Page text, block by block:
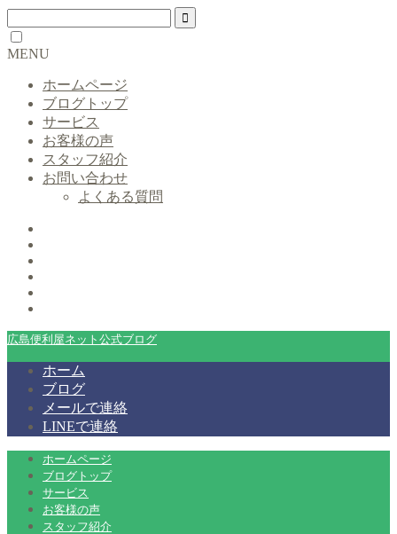
MENU
ホームページ
ブログトップ
サービス
お客様の声
スタッフ紹介
お問い合わせ
よくある質問
広島便利屋ネット公式ブログ
ホーム
ブログ
メールで連絡
LINEで連絡
ホームページ
ブログトップ
サービス
お客様の声
スタッフ紹介